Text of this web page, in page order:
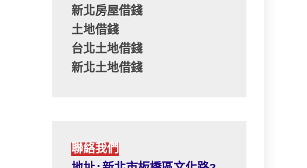
新北房屋借錢
土地借錢
台北土地借錢
新北土地借錢
聯絡我們